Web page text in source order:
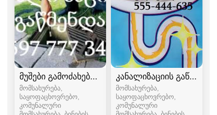
მუშები გამოძახებით 24 საათიანი მომსახურება
მომსახურება,
საყოფაცხოვრებო,
კომუნალური
კანალიზაციის
მომსახურება,
საყოფაცხოვრებო,
კომუნალური